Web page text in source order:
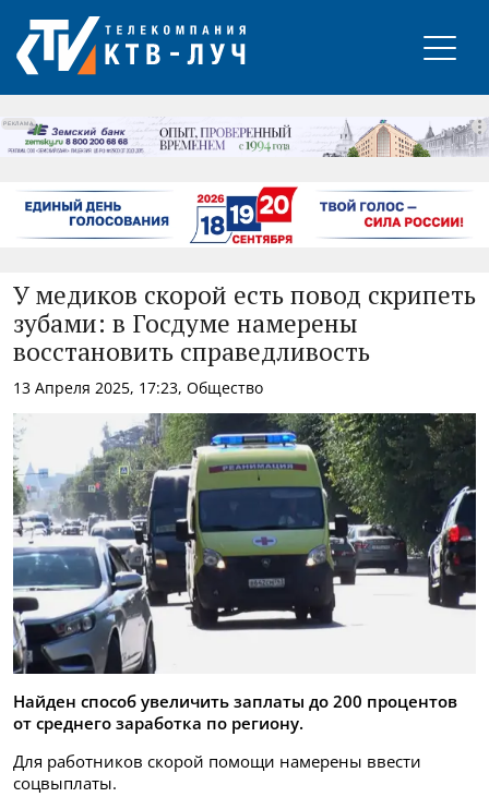
РЕКЛАМА
У медиков скорой есть повод скрипеть
зубами: в Госдуме намерены
восстановить справедливость
13 Апреля 2025, 17:23, Общество
Найден способ увеличить заплаты до 200 процентов
от среднего заработка по региону.
Для работников скорой помощи намерены ввести
соцвыплаты.